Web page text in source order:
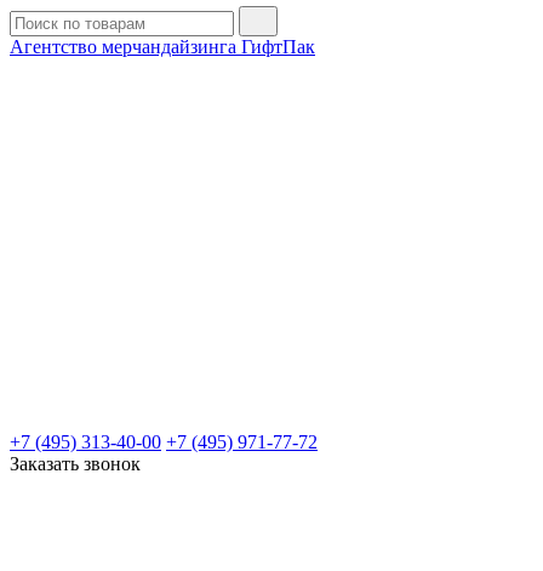
Агентство мерчандайзинга ГифтПак
+7 (495) 313-40-00 +7 (495) 971-77-72
Заказать звонок